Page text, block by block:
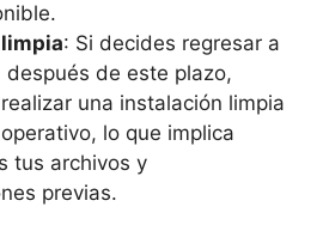
: Si decides regresar a
después de este plazo,
una instalación limpia
lo que implica
tus archivos y
previas.